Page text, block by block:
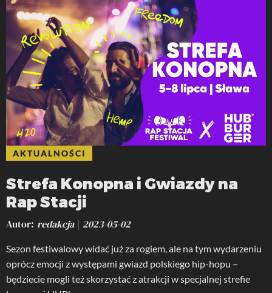
AKTUALNOŚCI
Strefa Konopna i Gwiazdy na
Rap Stacji
Autor redakcja 2023-05-02
Sezon festiwalowy widać już za rogiem, ale na tym wydarzeniu
oprócz emocji z występami gwiazd polskiego hip-hopu –
będziecie mogli też skorzystać z atrakcji w specjalnej strefie